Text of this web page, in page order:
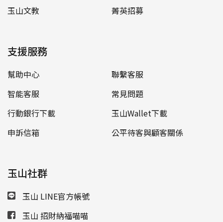
玉山文教
菁英招募
支援服務
幫助中心
聯繫客服
智能客服
常見問題
行動銀行下載
玉山Wallet下載
申訴信箱
公平待客與顧客關係
玉山社群
玉山 LINE官方帳號
玉山 招財納福喵喵